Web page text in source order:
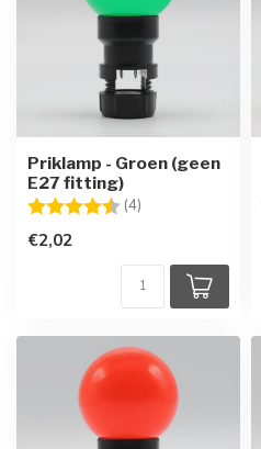
Priklamp - Groen (geen
E27 fitting)
Beoordeling: (4)
€2,02